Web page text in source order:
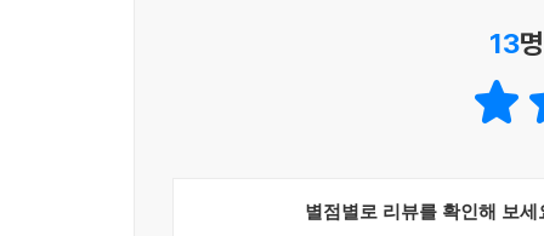
13
별점별로 리뷰를 확인해 보세